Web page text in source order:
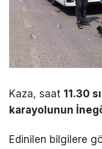
Kaza, saat 11.30
karayolunun
Edinilen bilgilere